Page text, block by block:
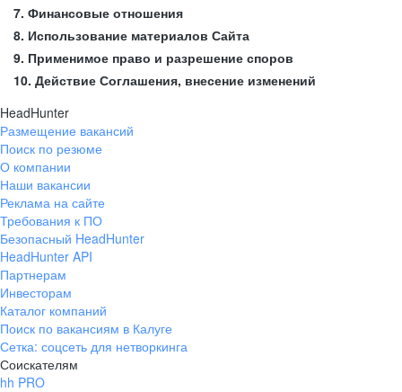
7. Финансовые отношения
8. Использование материалов Сайта
9. Применимое право и разрешение споров
10. Действие Соглашения, внесение изменений
HeadHunter
Размещение вакансий
Поиск по резюме
О компании
Наши вакансии
Реклама на сайте
Требования к ПО
Безопасный HeadHunter
HeadHunter API
Партнерам
Инвесторам
Каталог компаний
Поиск по вакансиям в Калуге
Сетка: соцсеть для нетворкинга
Соискателям
hh PRO